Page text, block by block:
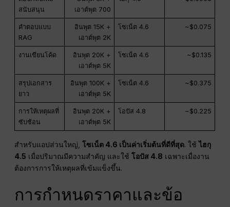
สนับสนุน
เอาต์พุต 700
คำตอบแบบ
RAG
อินพุต 15K +
เอาต์พุต 2K
โซเน็ต 4.6 ~$0.075
งานเขียนโค้ด
อินพุต 20K +
เอาต์พุต 5K
โซเน็ต 4.6 ~$0.135
สรุปเอกสาร
ยาว
อินพุต 100K +
เอาต์พุต 5K
โซเน็ต 4.6 ~$0.375
การให้เหตุผลที่
ซับซ้อน
อินพุต 20K +
เอาต์พุต 5K
โอปัส 4.8 ~$0.225
สำหรับแอปส่วนใหญ่,โซเน็ต 4.6 เป็นค่าเริ่มต้นที่ดีที่สุด. ใช้ไฮกุ
4.5 เมื่อปริมาณมีความสำคัญ และใช้โอปัส 4.8 เฉพาะเมื่องาน
ต้องการการให้เหตุผลที่เข้มแข็งขึ้น.
การกำหนดราคาและข้อ